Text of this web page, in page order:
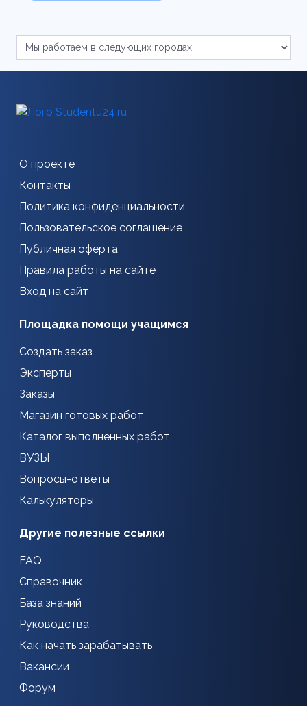
О проекте
Контакты
Политика конфиденциальности
Пользовательское соглашение
Публичная оферта
Правила работы на сайте
Вход на сайт
Площадка помощи учащимся
Создать заказ
Эксперты
Заказы
Магазин готовых работ
Каталог выполненных работ
ВУЗЫ
Вопросы-ответы
Калькуляторы
Другие полезные ссылки
FAQ
Справочник
База знаний
Руководства
Как начать зарабатывать
Вакансии
Форум